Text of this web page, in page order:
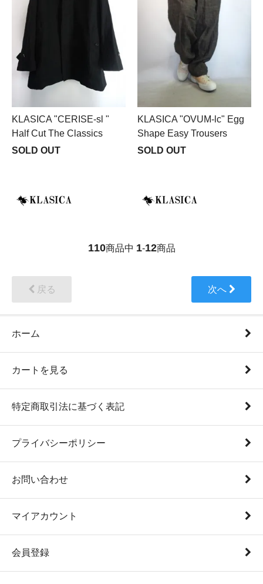
KLASICA "CERISE-sl "
Half Cut The Classics
SOLD OUT
KLASICA "OVUM-lc" Egg
Shape Easy Trousers
SOLD OUT
110商品中 1-12商品
戻る 次へ
ホーム
カートを見る
特定商取引法に基づく表記
プライバシーポリシー
お問い合わせ
マイアカウント
会員登録